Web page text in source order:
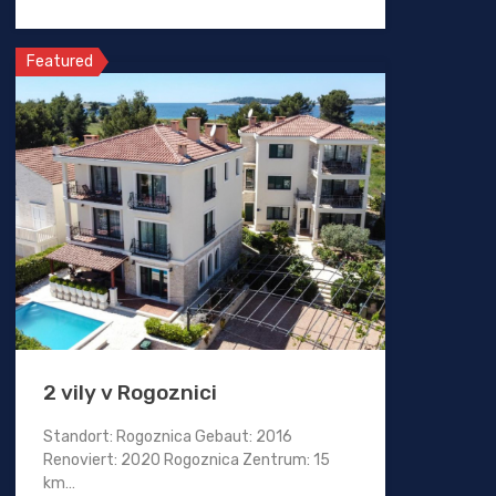
Featured
2 vily v Rogoznici
Standort: Rogoznica Gebaut: 2016
Renoviert: 2020 Rogoznica Zentrum: 15
km…